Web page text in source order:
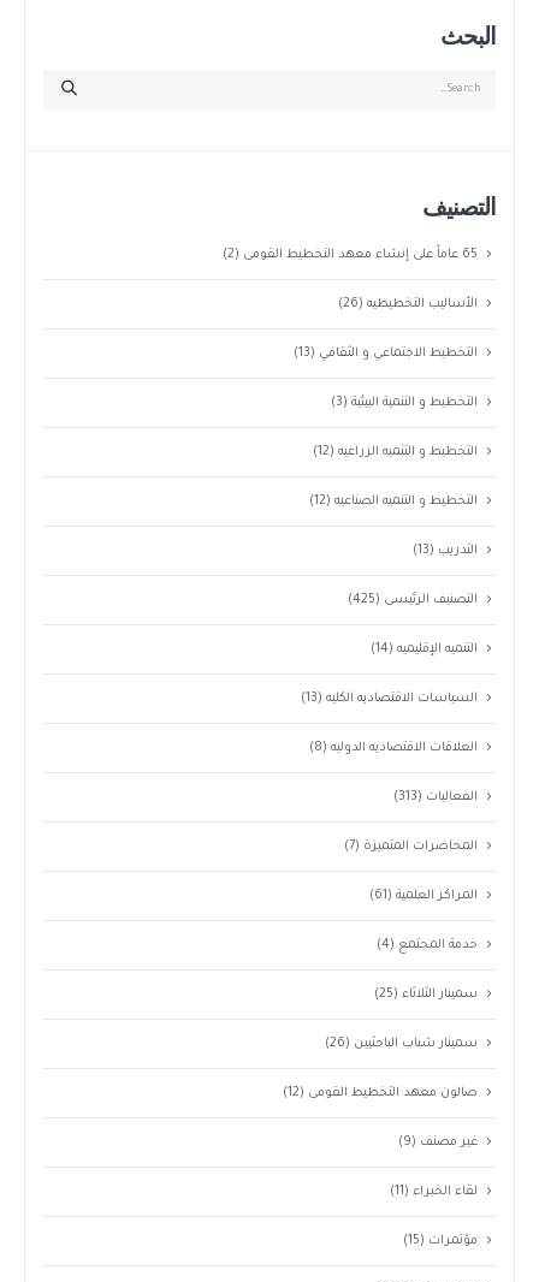
البحث
التصنيف
65 عاماً على إنشاء معهد التخطيط القومى (2)
الأساليب التخطيطيه(26)
التخطيط الاجتماعي و الثقافي (13)
التخطيط و التنمية البيئية(3)
التخطيط و التنميه الزراعيه(12)
التخطيط و التنميه الصناعيه(12)
التدريب (13)
التصنيف الرئيسى (425)
التنميه الإقليميه(14)
السياسات الاقتصاديه الكليه(13)
العلاقات الاقتصاديه الدوليه(8)
الفعاليات (313)
المحاضرات المتميزة (7)
المراكز العلمية(61)
خدمة المجتمع (4)
سمينار الثلاثاء(25)
سمينار شباب الباحثيين (26)
صالون معهد التخطيط القومى (12)
غير مصنف (9)
لقاء الخبراء(11)
مؤتمرات (15)